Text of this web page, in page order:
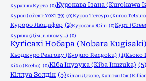
Курапіка Курта (0)Курокава Ізана (Kurokawa
Курон (об'єкт Y0XT39) (0)Куроо Тетсуро (Kuroo
Куроро Люцифер (2)Куросава Юічі (0)Курт
Куряка (Дім, в якому…) (0)
Куґісакі Нобара (Nobara Kugisaki)
Кьоджуро Ренгоку (Kyojuro Rengoku) (1)Кьоко
КіХо (Keeho) (0)Кіба Інузука (Kiba Inuzuka) (5)
Кіллуа Золдік (5)Кіліан Джонс, Капітан Гак